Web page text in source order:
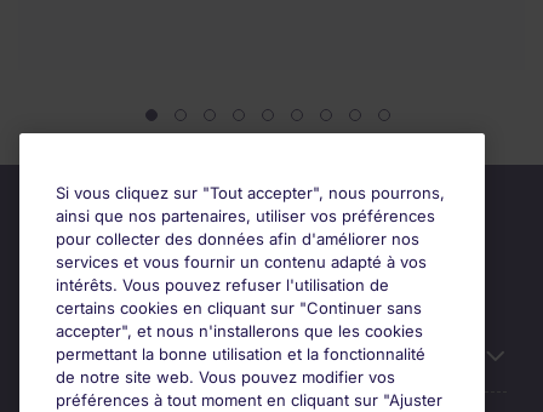
Candidats
Si vous cliquez sur "Tout accepter", nous pourrons,
ainsi que nos partenaires, utiliser vos préférences
pour collecter des données afin d'améliorer nos
services et vous fournir un contenu adapté à vos
intérêts. Vous pouvez refuser l'utilisation de
certains cookies en cliquant sur "Continuer sans
accepter", et nous n'installerons que les cookies
permettant la bonne utilisation et la fonctionnalité
de notre site web. Vous pouvez modifier vos
préférences à tout moment en cliquant sur "Ajuster